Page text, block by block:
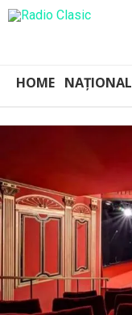
HOME NAȚIONAL